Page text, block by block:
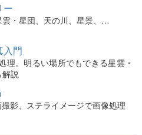
ー
雲・星団、天の川、星景、…
入門
理。明るい場所でもできる星雲・
説
影、ステライメージで画像処理